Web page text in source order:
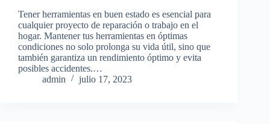
Tener herramientas en buen estado es esencial para
cualquier proyecto de reparación o trabajo en el
hogar. Mantener tus herramientas en óptimas
condiciones no solo prolonga su vida útil, sino que
también garantiza un rendimiento óptimo y evita
posibles accidentes.…
admin
julio 17, 2023